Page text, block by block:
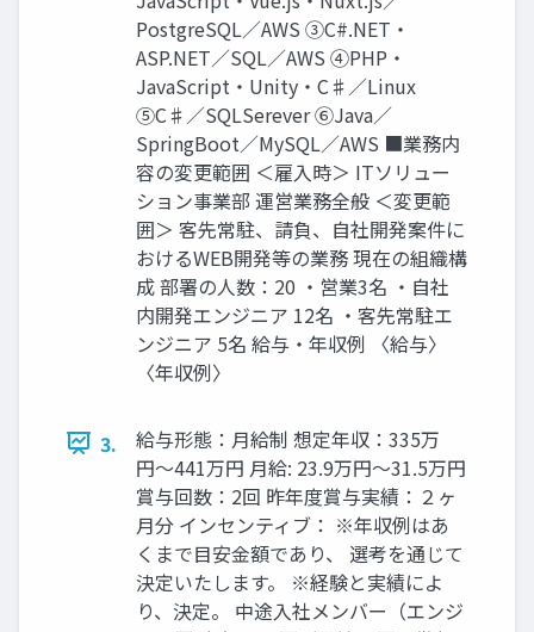
PostgreSQL／AWS ③C#.NET・
ASP.NET／SQL／AWS ④PHP・
JavaScript・Unity・C♯／Linux
⑤C♯／SQLSerever ⑥Java／
SpringBoot／MySQL／AWS ■業務内
容の変更範囲 ＜雇入時＞ ITソリュー
ション事業部 運営業務全般 ＜変更範
囲＞ 客先常駐、請負、自社開発案件に
おけるWEB開発等の業務 現在の組織構
成 部署の人数：20 ・営業3名 ・自社
内開発エンジニア 12名 ・客先常駐エ
ンジニア 5名 給与・年収例 〈給与〉
〈年収例〉
3.
給与形態：月給制 想定年収：335万
円〜441万円 月給: 23.9万円〜31.5万円
賞与回数：2回 昨年度賞与実績：２ヶ
月分 インセンティブ： ※年収例はあ
くまで目安金額であり、 選考を通じて
決定いたします。 ※経験と実績によ
り、決定。 中途入社メンバー（エンジ